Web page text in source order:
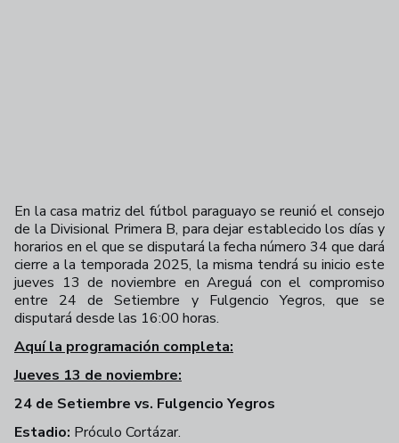
En la casa matriz del fútbol paraguayo se reunió el consejo
de la Divisional Primera B, para dejar establecido los días y
horarios en el que se disputará la fecha número 34 que dará
cierre a la temporada 2025, la misma tendrá su inicio este
jueves 13 de noviembre en Areguá con el compromiso
entre 24 de Setiembre y Fulgencio Yegros, que se
disputará desde las 16:00 horas.
Aquí la programación completa:
Jueves 13 de noviembre:
24 de Setiembre vs. Fulgencio Yegros
Estadio: Próculo Cortázar.